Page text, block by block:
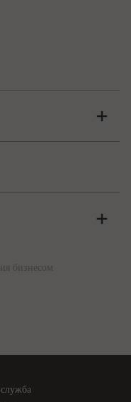
бизнесом